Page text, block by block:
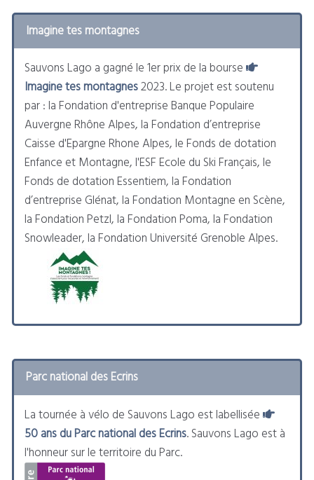
Imagine tes montagnes
Sauvons Lago a gagné le 1er prix de la bourse
Imagine tes montagnes2023. Le projet est soutenu
par : la Fondation d'entreprise Banque Populaire
Auvergne Rhône Alpes, la Fondation d’entreprise
Caisse d'Epargne Rhone Alpes, le Fonds de dotation
Enfance et Montagne, l'ESF Ecole du Ski Français, le
Fonds de dotation Essentiem, la Fondation
d’entreprise Glénat, la Fondation Montagne en Scène,
la Fondation Petzl, la Fondation Poma, la Fondation
Snowleader, la Fondation Université Grenoble Alpes.
Parc national des Ecrins
La tournée à vélo de Sauvons Lago est labellisée
50 ans du Parc national des Ecrins. Sauvons Lago est à
l'honneur sur le territoire du Parc.